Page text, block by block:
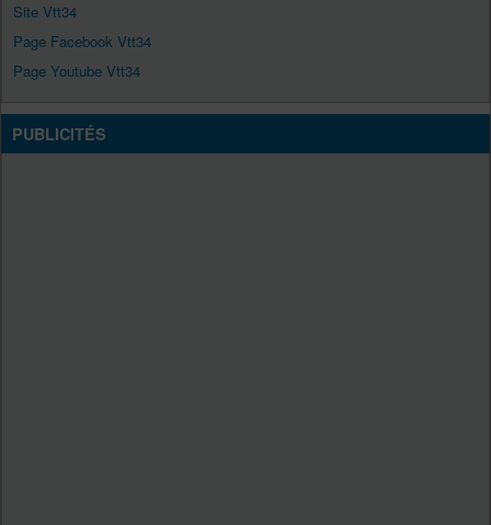
Site Vtt34
Page Facebook Vtt34
Page Youtube Vtt34
PUBLICITÉS